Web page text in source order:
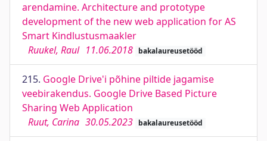
arendamine. Architecture and prototype
development of the new web application for AS
Smart Kindlustusmaakler
Ruukel, Raul 11.06.2018 bakalaureusetööd
215. Google Drive'i põhine piltide jagamise
veebirakendus. Google Drive Based Picture
Sharing Web Application
Ruut, Carina 30.05.2023 bakalaureusetööd